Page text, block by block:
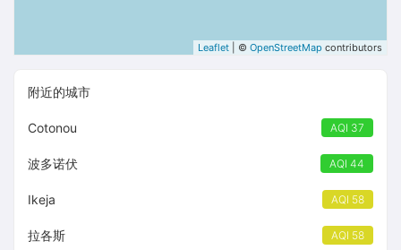
Leaflet | © OpenStreetMap contributors
附近的城市
Cotonou AQI 37
波多诺伏 AQI 44
Ikeja AQI 58
拉各斯 AQI 58